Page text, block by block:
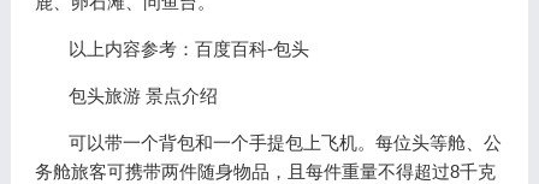
以上内容参考：百度百科-包头
包头旅游 景点介绍
可以带一个背包和一个手提包上飞机。每位头等舱、公
务舱旅客可携带两件随身物品，且每件重量不得超过8千克